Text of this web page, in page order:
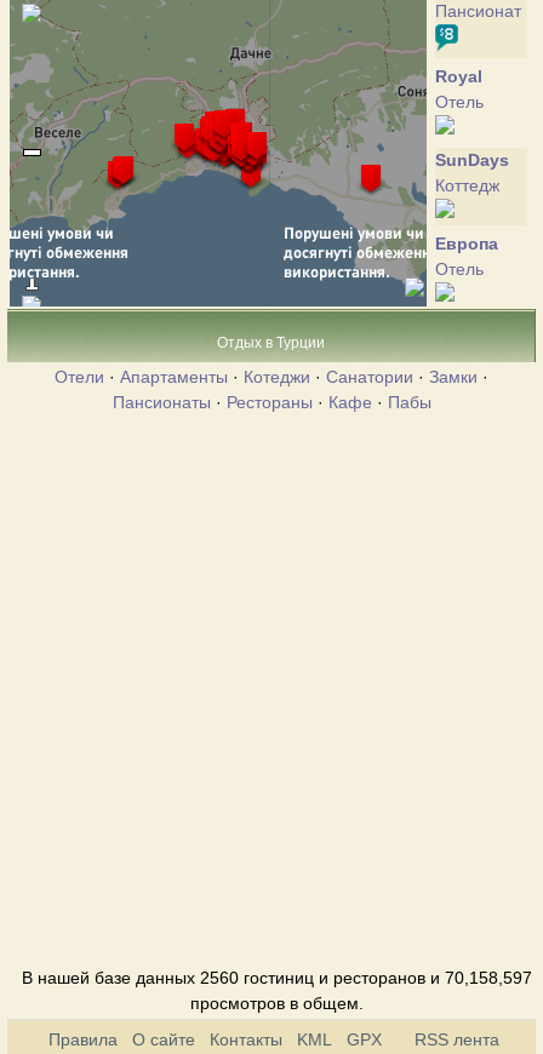
Пансионат
Royal
Отель
SunDays
Коттедж
Европа
Отель
Отель
гнездо
Отдых в Турции
Отели · Апартаменты · Котеджи · Санатории · Замки ·
Пансионаты · Рестораны · Кафе · Пабы
В нашей базе данных 2560 гостиниц и ресторанов и 70,158,597
просмотров в общем.
Правила
О сайте Контакты KML GPX RSS лента